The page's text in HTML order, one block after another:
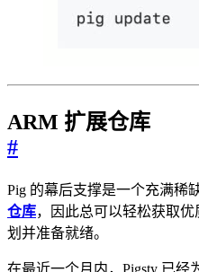
ARM 扩展仓库
#
Pig 的幕后支撑是一个充满稀
仓库，因此总可以轻松获取
划并准备就绪。
在最近一个月内，Pigsty 已经